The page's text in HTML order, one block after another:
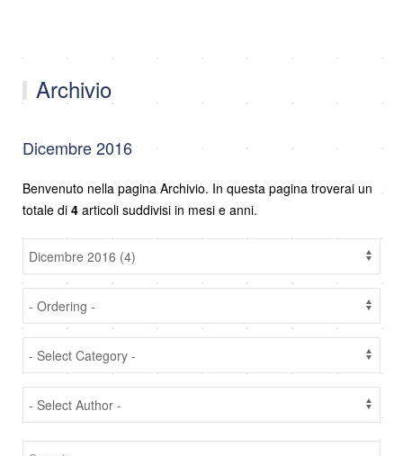
Archivio
Dicembre 2016
Benvenuto nella pagina Archivio. In questa pagina troverai un
totale di 4 articoli suddivisi in mesi e anni.